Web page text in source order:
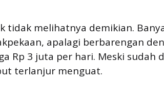
tidak melihatnya demikian.
apalagi berbarengan
Rp 3 juta per hari. Meski sudah
terlanjur menguat.